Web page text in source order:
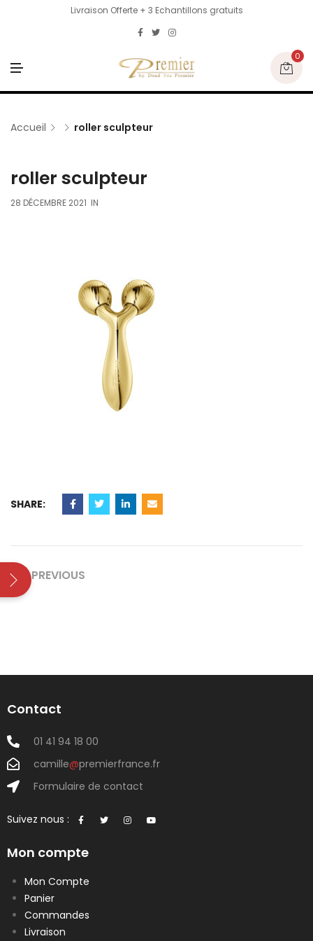
Livraison Offerte + 3 Echantillons gratuits
N
U
0
Accueil roller sculpteur
roller sculpteur
28 DÉCEMBRE 2021 IN
SHARE:
PREVIOUS
Contact
01 41 94 18 00
camille@premierfrance.fr
Formulaire de contact
Suivez nous :
Mon compte
Mon Compte
Panier
Commandes
Livraison